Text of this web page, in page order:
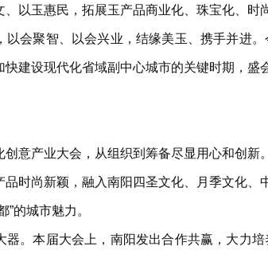
以玉惠民，拓展玉产品商业化、珠宝化、时
以会聚智、以会兴业，结缘美玉、携手并进
建设现代化省域副中心城市的关键时期，盛
意产业大会，从组织到筹备尽显用心和创新。
品时尚新颖，融入南阳四圣文化、月季文化
”的城市魅力。
器。本届大会上，南阳发出合作共赢，大力